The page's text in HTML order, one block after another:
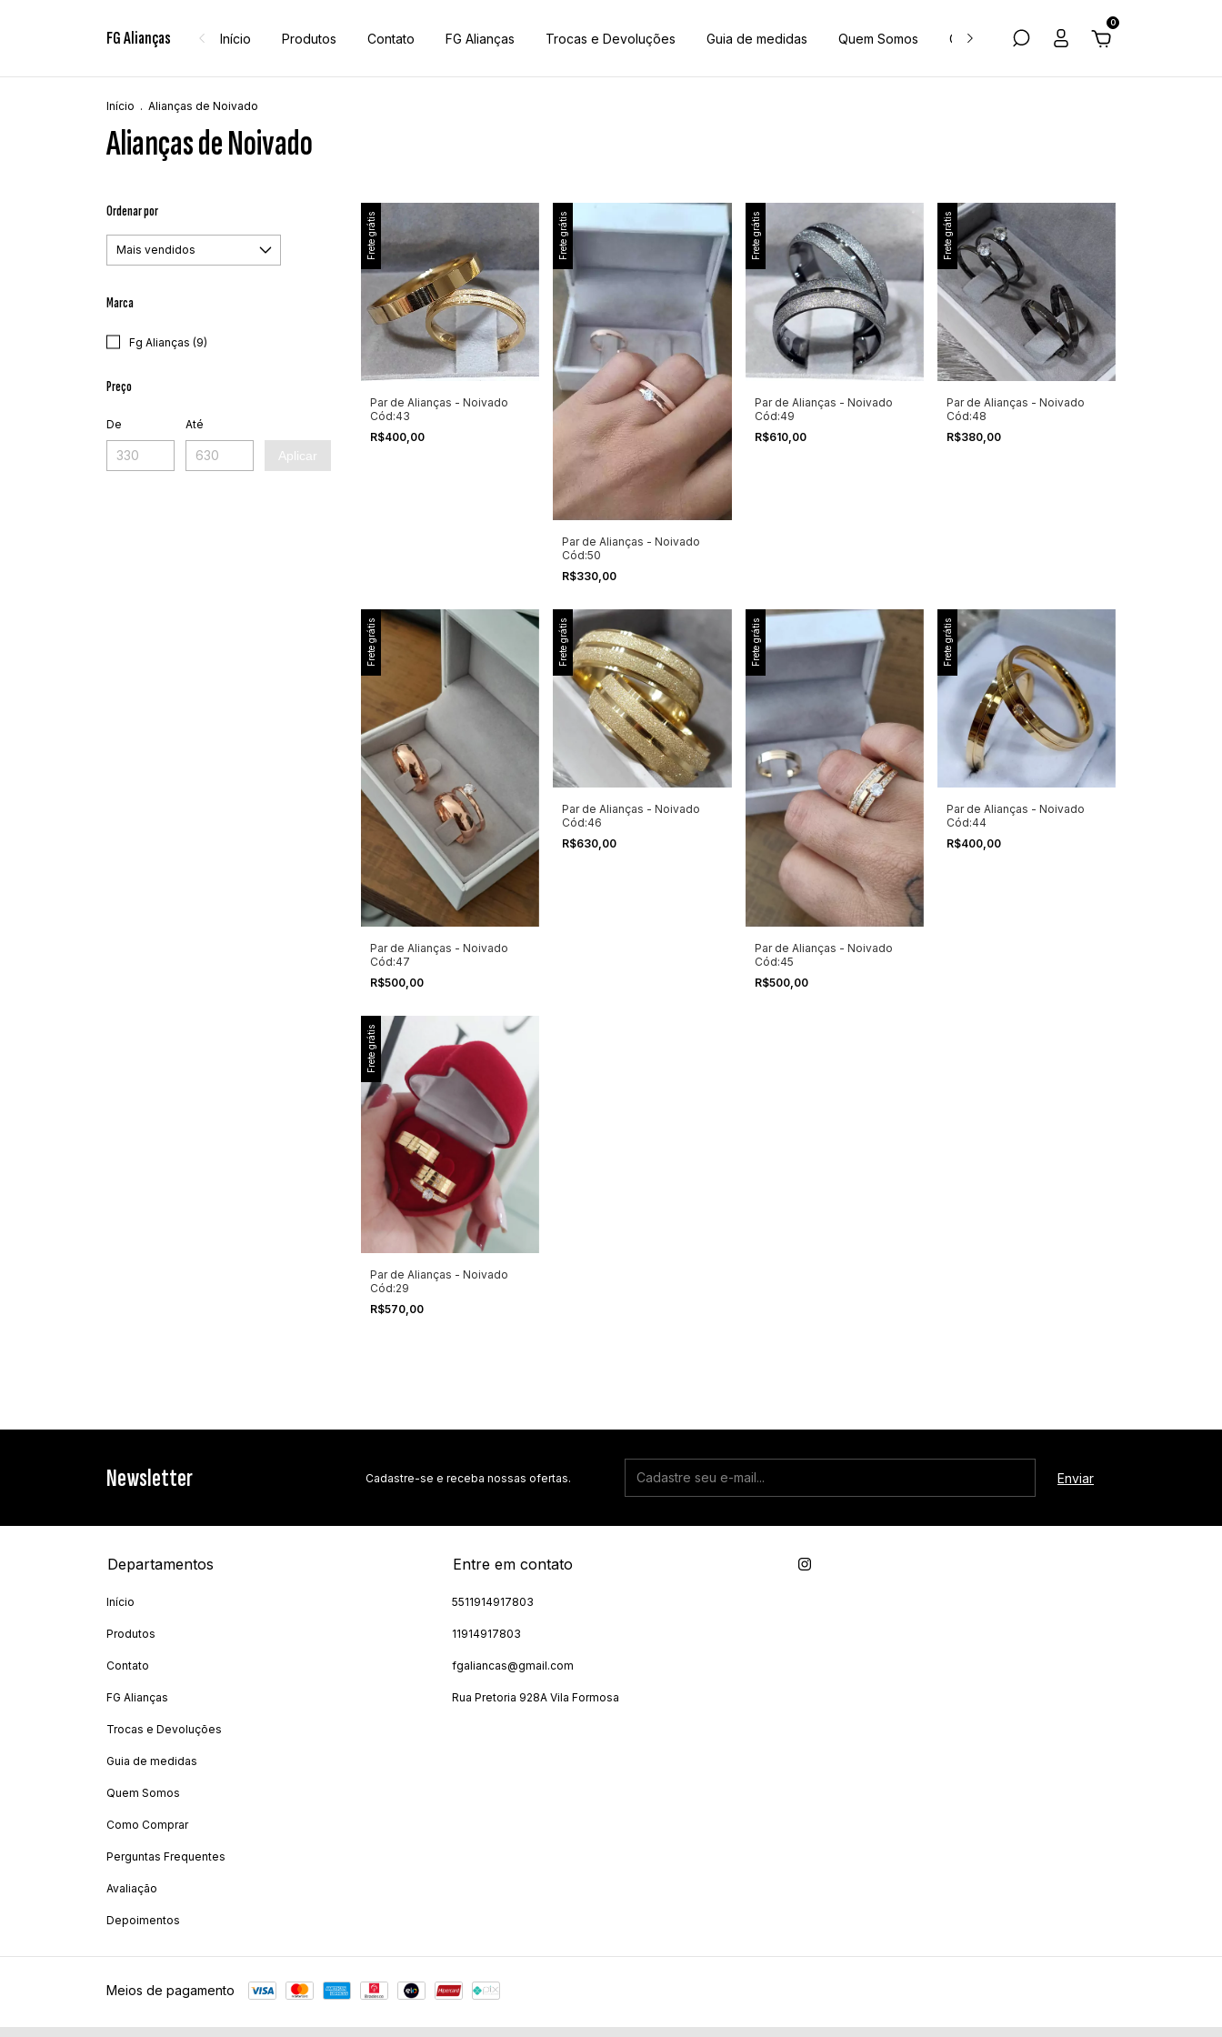
FG Alianças Início Produtos Contato FG Alianças Trocas e Devoluções Guia de medidas Quem Somos Como Comprar Perguntas Frequentes
0
Início . Alianças de Noivado
Alianças de Noivado
Ordenar por
Marca
Fg Alianças (9)
Preço
De Até
Aplicar
Frete grátis
Par de Alianças - Noivado
Cód:43
R$400,00
Frete grátis
Par de Alianças - Noivado
Cód:50
R$330,00
Frete grátis
Par de Alianças - Noivado
Cód:49
R$610,00
Frete grátis
Par de Alianças - Noivado
Cód:48
R$380,00
Frete grátis
Par de Alianças - Noivado
Cód:47
R$500,00
Frete grátis
Par de Alianças - Noivado
Cód:46
R$630,00
Frete grátis
Par de Alianças - Noivado
Cód:45
R$500,00
Frete grátis
Par de Alianças - Noivado
Cód:44
R$400,00
Frete grátis
Par de Alianças - Noivado
Cód:29
R$570,00
Newsletter Cadastre-se e receba nossas ofertas.
Departamentos
Início
Produtos
Contato
FG Alianças
Trocas e Devoluções
Guia de medidas
Quem Somos
Como Comprar
Perguntas Frequentes
Avaliação
Depoimentos
Entre em contato
5511914917803
11914917803
fgaliancas@gmail.com
Rua Pretoria 928A Vila Formosa
Meios de pagamento